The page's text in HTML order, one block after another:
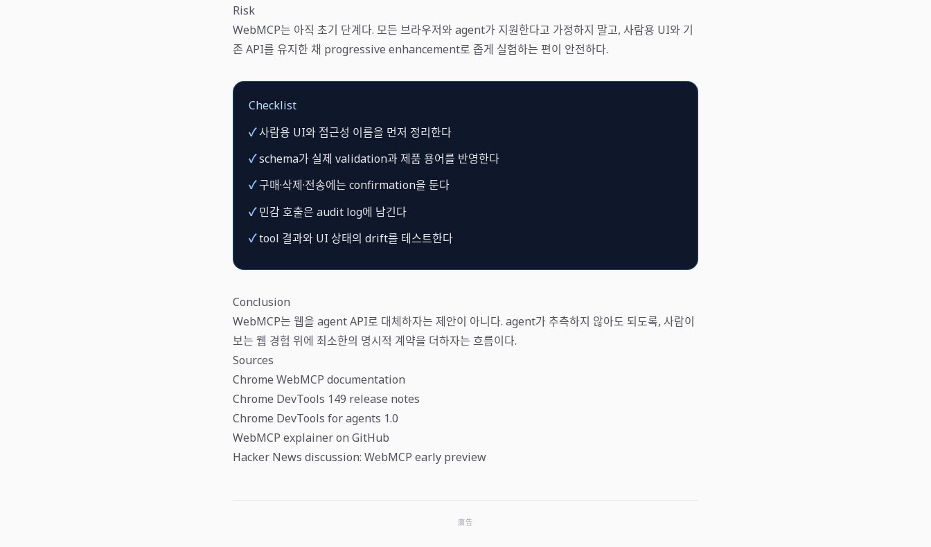
Risk
WebMCP는 아직 초기 단계다. 모든 브라우저와 agent가 지원한다고 가정하지 말고, 사람용 UI와 기
존 API를 유지한 채 progressive enhancement로 좁게 실험하는 편이 안전하다.
Checklist
✓사람용 UI와 접근성 이름을 먼저 정리한다
✓schema가 실제 validation과 제품 용어를 반영한다
✓구매·삭제·전송에는 confirmation을 둔다
✓민감 호출은 audit log에 남긴다
✓tool 결과와 UI 상태의 drift를 테스트한다
Conclusion
WebMCP는 웹을 agent API로 대체하자는 제안이 아니다. agent가 추측하지 않아도 되도록, 사람이
보는 웹 경험 위에 최소한의 명시적 계약을 더하자는 흐름이다.
Sources
Chrome WebMCP documentation
Chrome DevTools 149 release notes
Chrome DevTools for agents 1.0
WebMCP explainer on GitHub
Hacker News discussion: WebMCP early preview
廣告